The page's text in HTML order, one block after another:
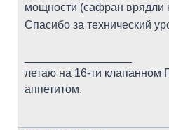
мощности (сафран врядли
Спасибо за технический
летаю на 16-ти клапанном
аппетитом.